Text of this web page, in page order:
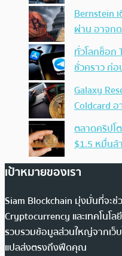
Bernstein
ผ่าน อาจก
ทั่วโลกช็อก
ชั่วคราว ก่
Galaxy
Coldcard
ตลาดคริปโ
$1.5 หมื่นล้
เป้าหมายของเรา
Siam Blockchain มุ่งมั่นที่จะช่
Cryptocurrency และเทคโนโ
รวบรวมข้อมูลส่วนใหญ่จากเว็บ
แปลส่งตรงถึงฟีดคุณ